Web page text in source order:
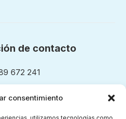
consentimiento
de contacto
672 241